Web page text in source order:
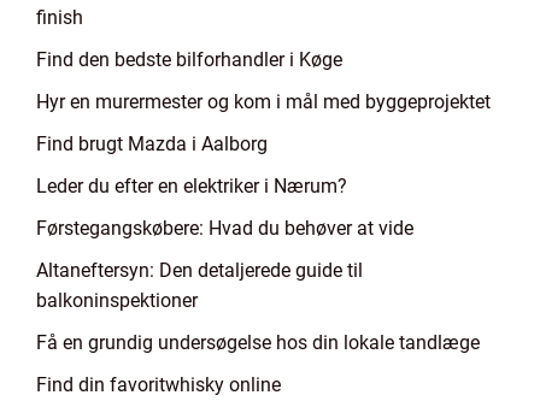
finish
Find den bedste bilforhandler i Køge
Hyr en murermester og kom i mål med byggeprojektet
Find brugt Mazda i Aalborg
Leder du efter en elektriker i Nærum?
Førstegangskøbere: Hvad du behøver at vide
Altaneftersyn: Den detaljerede guide til
balkoninspektioner
Få en grundig undersøgelse hos din lokale tandlæge
Find din favoritwhisky online